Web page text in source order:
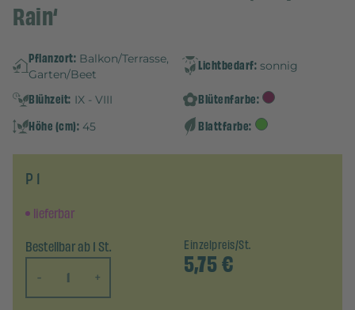
Rain‘
Pflanzort: Balkon/Terrasse,
Garten/Beet
Lichtbedarf: sonnig
Blühzeit: IX - VIII
Blütenfarbe:
Höhe (cm): 45 Blattfarbe:
P 1
lieferbar
Bestellbar ab 1 St.
-
+
Einzelpreis/St.
5,75€